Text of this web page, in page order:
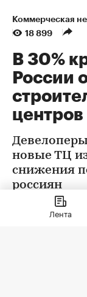
Коммерческая
18 899
В 30%
России
центров
новые ТЦ
снижения
россиян
Лента